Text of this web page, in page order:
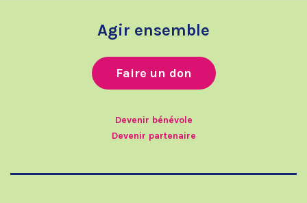
Agir ensemble
Faire un don
Devenir bénévole
Devenir partenaire